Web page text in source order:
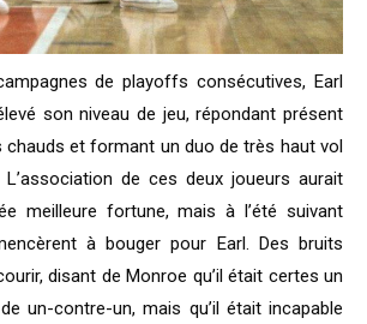
de playoffs consécutives, Earl
son niveau de jeu, répondant présent
et formant un duo de très haut vol
L’association de ces deux joueurs aurait
meilleure fortune, mais à l’été suivant
à bouger pour Earl. Des bruits
disant de Monroe qu’il était certes un
un-contre-un, mais qu’il était incapable